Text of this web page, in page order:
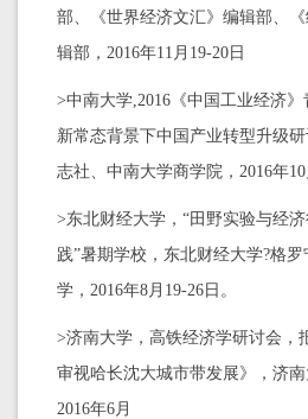
部、《世界经济文汇》编辑部、
辑部，2016年11月19-20日
>中南大学,2016《中国工业经济
新常态背景下中国产业转型升级
志社、中南大学商学院，2016年10
>东北财经大学，“田野实验与经
践”暑期学校，东北财经大学?格
学，2016年8月19-26日。
>济南大学，高铁经济学研讨会，
审视哈长沈大城市带发展》，济南
2016年6月